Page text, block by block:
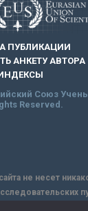
ПУБЛИКАЦИИ
АНКЕТУ АВТОРА
Союз
Reserved.
не несет